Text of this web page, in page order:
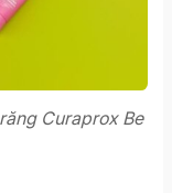
Curaprox Be